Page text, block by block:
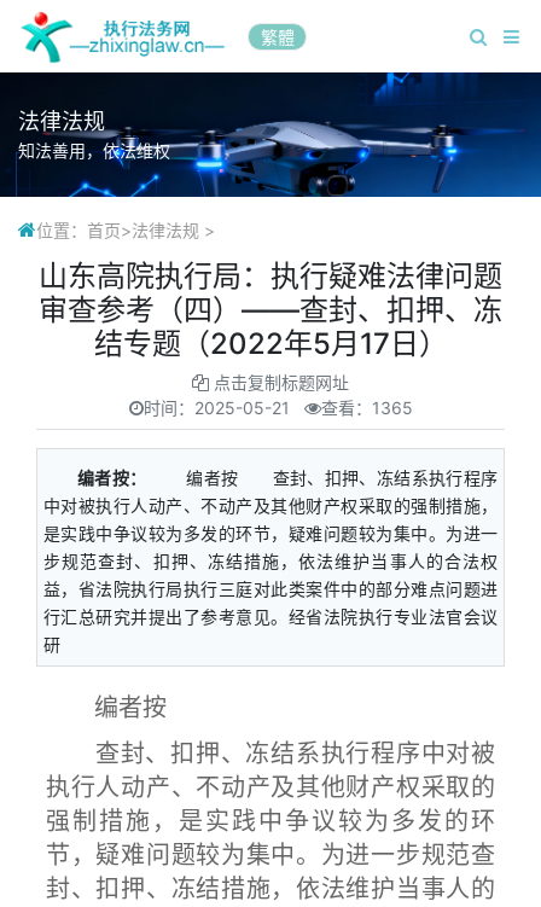
繁體
法律法规
知法善用，依法维权
位置： 首页>法律法规 >
山东高院执行局：执行疑难法律问题
审查参考（四）——查封、扣押、冻
结专题（2022年5月17日）
点击复制标题网址
时间： 2025-05-21 查看：1365
编者按：
编者按 查封、扣押、冻结系执行程序
中对被执行人动产、不动产及其他财产权采取的强制措施，
是实践中争议较为多发的环节，疑难问题较为集中。为进一
步规范查封、扣押、冻结措施，依法维护当事人的合法权
益，省法院执行局执行三庭对此类案件中的部分难点问题进
行汇总研究并提出了参考意见。经省法院执行专业法官会议
研
编者按
查封、扣押、冻结系执行程序中对被
执行人动产、不动产及其他财产权采取的
强制措施，是实践中争议较为多发的环
节，疑难问题较为集中。为进一步规范查
封、扣押、冻结措施，依法维护当事人的